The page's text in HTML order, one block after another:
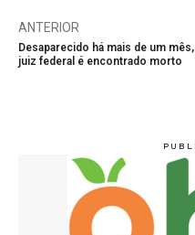
ANTERIOR
Desaparecido há mais de um mês,
juiz federal é encontrado morto